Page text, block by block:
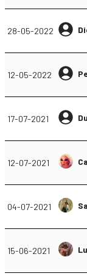
28-05-2022
12-05-2022
17-07-2021
12-07-2021
04-07-2021
15-06-2021